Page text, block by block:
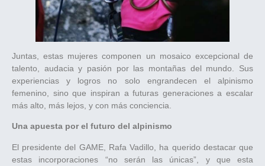
Juntas, estas mujeres componen un mosaico excepcional de
talento, audacia y pasión por las montañas del mundo. Sus
experiencias y logros no solo engrandecen el alpinismo
femenino, sino que inspiran a futuras generaciones a escalar
más alto, más lejos, y con más conciencia.
Una apuesta por el futuro del alpinismo
El presidente del GAME, Rafa Vadillo, ha querido destacar que
estas incorporaciones “no serán las únicas”, y que esta